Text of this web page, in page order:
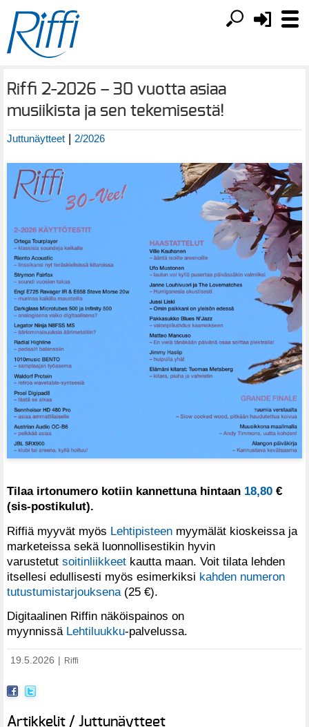
Riffi 2-2026 – 30 vuotta asiaa
musiikista ja sen tekemisestä!
Juttunäytteet | 2/2026
Tilaa irtonumero kotiin kannettuna hintaan 18,80 €
(sis-postikulut).
Riffiä myyvät myös Lehtipisteen myymälät kioskeissa ja
marketeissa sekä luonnollisestikin hyvin
varustetut soitinliikkeet kautta maan. Voit tilata lehden
itsellesi edullisesti myös esimerkiksi kahden numeron
tutustumistarjouksena (25 €).
Digitaalinen Riffin näköispainos on
myynnissä Lehtiluukku-palvelussa.
19.5.2026 Riffi
Artikkelit / Juttunäytteet